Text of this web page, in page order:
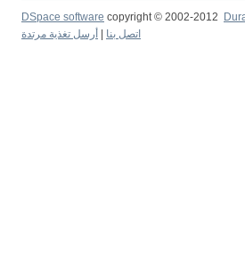
DSpace software copyright © 2002-2012
اتصل بنا
أرسل تغذية مرتدة